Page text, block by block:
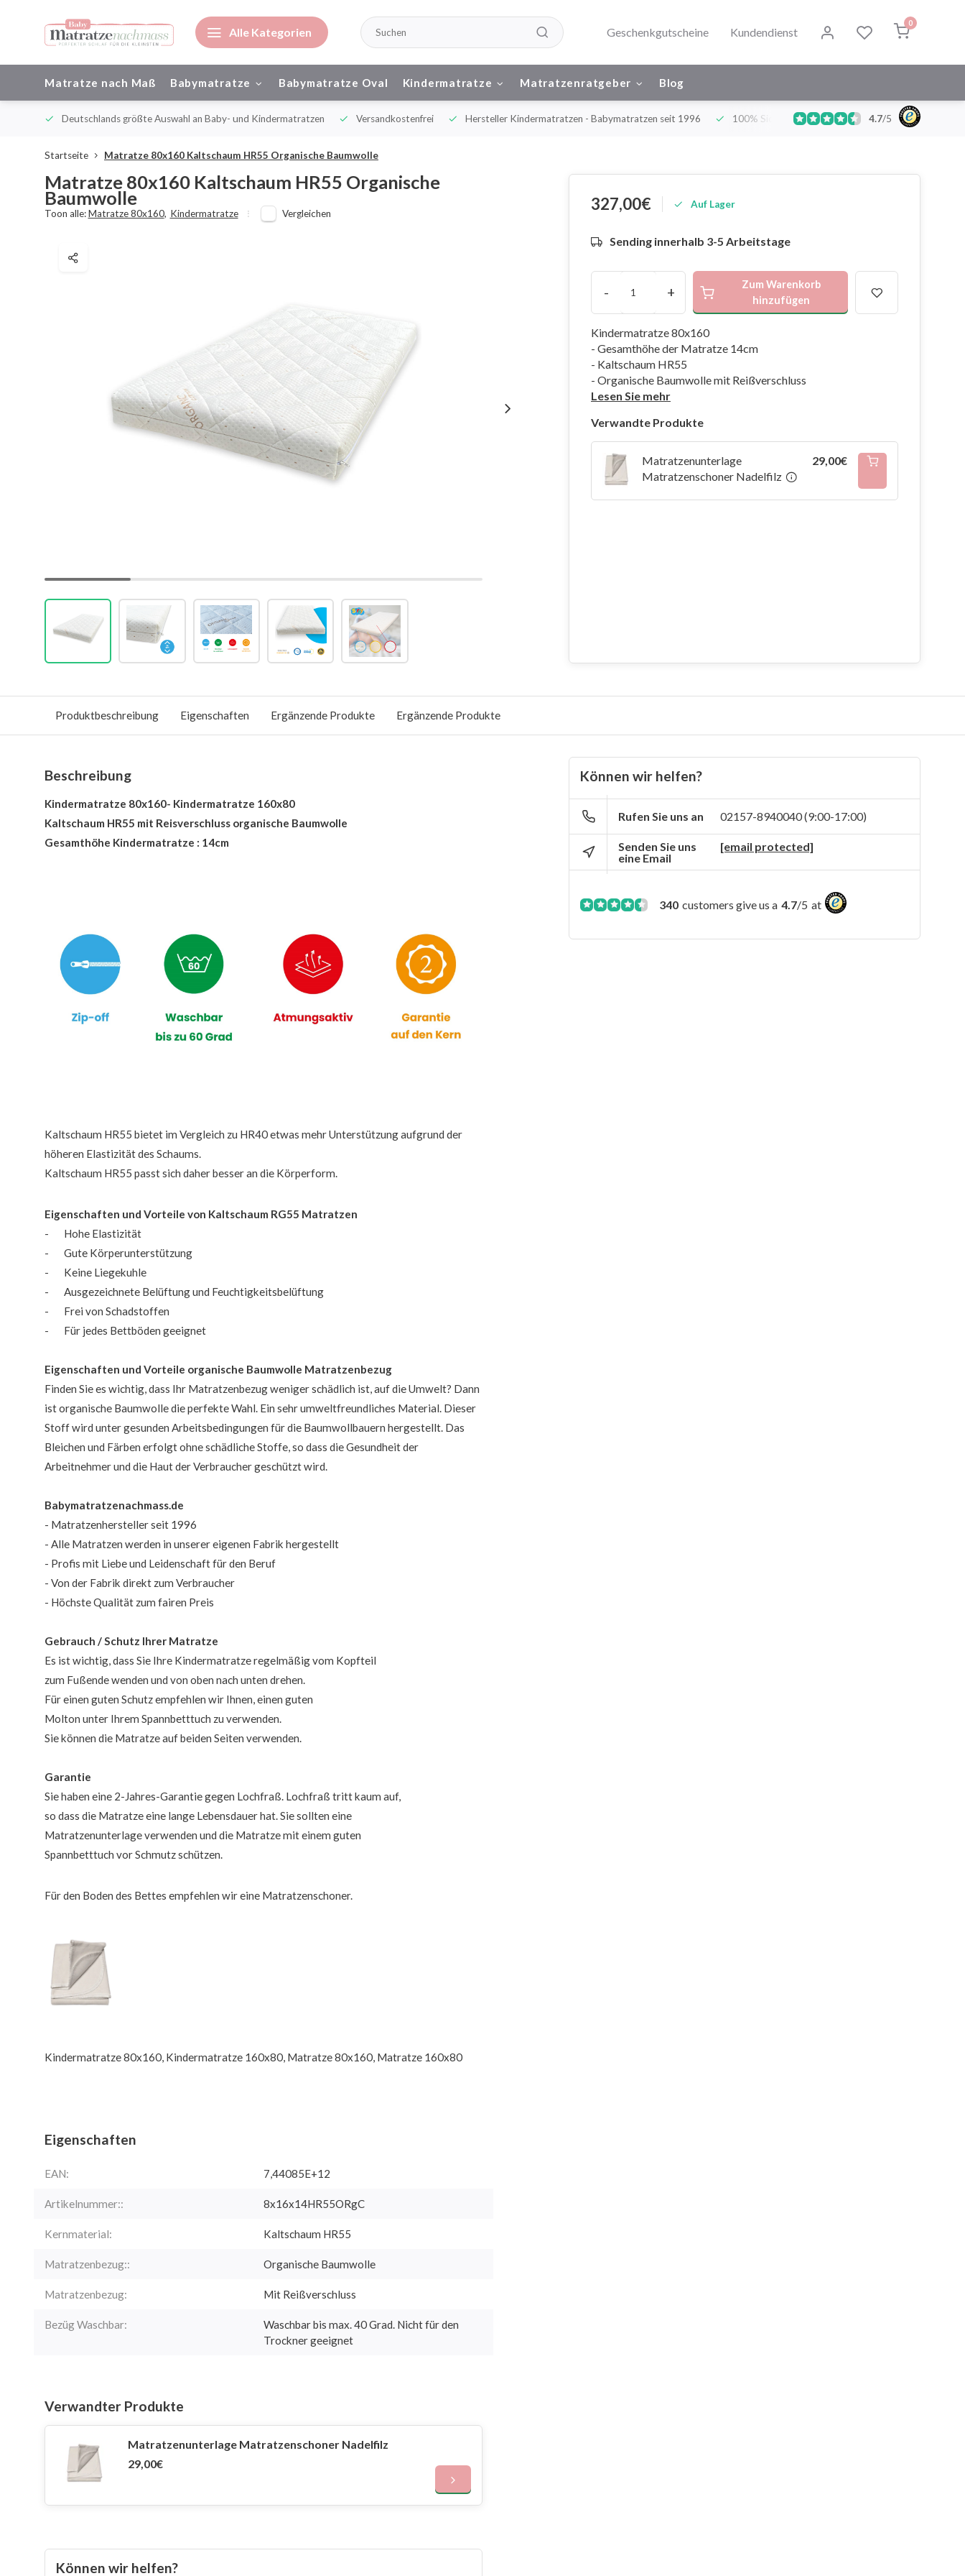
Alle Kategorien Geschenkgutscheine Kundendienst
0
Matratze nach Maß Babymatratze Babymatratze Oval Kindermatratze Matratzenratgeber Blog
Deutschlands größte Auswahl an Baby- und Kindermatratzen Versandkostenfrei Hersteller Kindermatratzen - Babymatratzen seit 1996 100% Sicher und Hygienisch Deutschlands
4.7/5
Startseite Matratze 80x160 Kaltschaum HR55 Organische Baumwolle
Matratze 80x160 Kaltschaum HR55 Organische
Baumwolle
Toon alle:Matratze 80x160, Kindermatratze Vergleichen 327,00€ Auf Lager
Sending innerhalb 3-5 Arbeitstage
- +
Zum Warenkorb
hinzufügen
Kindermatratze 80x160
- Gesamthöhe der Matratze 14cm
- Kaltschaum HR55
- Organische Baumwolle mit Reißverschluss
Lesen Sie mehr
Verwandte Produkte
Matratzenunterlage
Matratzenschoner Nadelfilz
29,00€
Produktbeschreibung Eigenschaften Ergänzende Produkte Ergänzende Produkte
Beschreibung
Kindermatratze 80x160- Kindermatratze 160x80
Kaltschaum HR55 mit Reisverschluss organische Baumwolle
Gesamthöhe Kindermatratze : 14cm
Kaltschaum HR55 bietet im Vergleich zu HR40 etwas mehr Unterstützung aufgrund der
höheren Elastizität des Schaums.
Kaltschaum HR55 passt sich daher besser an die Körperform.
Eigenschaften und Vorteile von Kaltschaum RG55 Matratzen
- Hohe Elastizität
- Gute Körperunterstützung
- Keine Liegekuhle
- Ausgezeichnete Belüftung und Feuchtigkeitsbelüftung
- Frei von Schadstoffen
- Für jedes Bettböden geeignet
Eigenschaften und Vorteile organische Baumwolle Matratzenbezug
Finden Sie es wichtig, dass Ihr Matratzenbezug weniger schädlich ist, auf die Umwelt? Dann
ist organische Baumwolle die perfekte Wahl. Ein sehr umweltfreundliches Material. Dieser
Stoff wird unter gesunden Arbeitsbedingungen für die Baumwollbauern hergestellt. Das
Bleichen und Färben erfolgt ohne schädliche Stoffe, so dass die Gesundheit der
Arbeitnehmer und die Haut der Verbraucher geschützt wird.
Babymatratzenachmass.de
- Matratzenhersteller seit 1996
- Alle Matratzen werden in unserer eigenen Fabrik hergestellt
- Profis mit Liebe und Leidenschaft für den Beruf
- Von der Fabrik direkt zum Verbraucher
- Höchste Qualität zum fairen Preis
Gebrauch / Schutz Ihrer Matratze
Es ist wichtig, dass Sie Ihre Kindermatratze regelmäßig vom Kopfteil
zum Fußende wenden und von oben nach unten drehen.
Für einen guten Schutz empfehlen wir Ihnen, einen guten
Molton unter Ihrem Spannbetttuch zu verwenden.
Sie können die Matratze auf beiden Seiten verwenden.
Garantie
Sie haben eine 2-Jahres-Garantie gegen Lochfraß. Lochfraß tritt kaum auf,
so dass die Matratze eine lange Lebensdauer hat. Sie sollten eine
Matratzenunterlage verwenden und die Matratze mit einem guten
Spannbetttuch vor Schmutz schützen.
Für den Boden des Bettes empfehlen wir eine Matratzenschoner.
Kindermatratze 80x160, Kindermatratze 160x80, Matratze 80x160, Matratze 160x80
Eigenschaften
EAN: 7,44085E+12
Artikelnummer:: 8x16x14HR55ORgC
Kernmaterial: Kaltschaum HR55
Matratzenbezug:: Organische Baumwolle
Matratzenbezug: Mit Reißverschluss
Bezüg Waschbar:
Waschbar bis max. 40 Grad. Nicht für den
Trockner geeignet
Verwandter Produkte
Matratzenunterlage Matratzenschoner Nadelfilz
29,00€
Können wir helfen?
Können wir helfen?
Rufen Sie uns an 02157-8940040 (9:00-17:00)
Senden Sie uns
eine Email
[email protected]
340 customers give us a 4.7/5 at